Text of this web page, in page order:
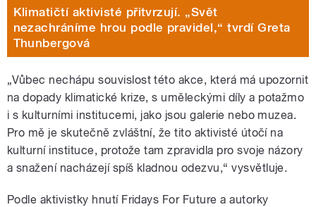
Klimatičtí aktivisté přitvrzují. „Svět
nezachráníme hrou podle pravidel,“ tvrdí Greta
Thunbergová
„Vůbec nechápu souvislost této akce, která má upozornit
na dopady klimatické krize, s uměleckými díly a potažmo
i s kulturními institucemi, jako jsou galerie nebo muzea.
Pro mě je skutečně zvláštní, že tito aktivisté útočí na
kulturní instituce, protože tam zpravidla pro svoje názory
a snažení nacházejí spíš kladnou odezvu,“ vysvětluje.
Podle aktivistky hnutí Fridays For Future a autorky